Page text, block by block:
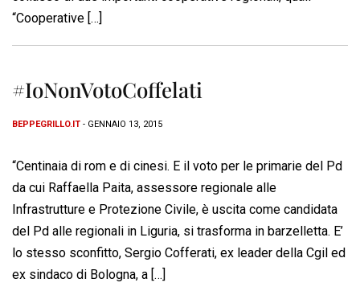
“Cooperative […]
#IoNonVotoCoffelati
BEPPEGRILLO.IT - GENNAIO 13, 2015
“Centinaia di rom e di cinesi. E il voto per le primarie del Pd
da cui Raffaella Paita, assessore regionale alle
Infrastrutture e Protezione Civile, è uscita come candidata
del Pd alle regionali in Liguria, si trasforma in barzelletta. E’
lo stesso sconfitto, Sergio Cofferati, ex leader della Cgil ed
ex sindaco di Bologna, a […]